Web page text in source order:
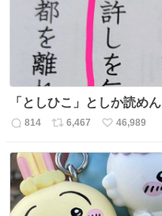
「としひこ」としか読めん
返
数
814
リ
ス
ト
数
6,467
い
ね
数
46,989